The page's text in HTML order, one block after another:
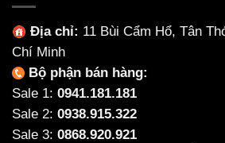
Địa chỉ: 11 Bùi Cẩm Hổ, Tân
Chí Minh
Bộ phận bán hàng:
Sale 1: 0941.181.181
Sale 2: 0938.915.322
Sale 3: 0868.920.921